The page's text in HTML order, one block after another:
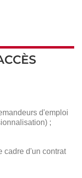
d'emploi
;
cadre d'un contrat